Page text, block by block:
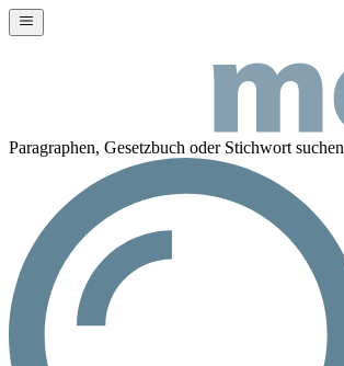
Paragraphen, Gesetzbuch oder Stichwort suchen